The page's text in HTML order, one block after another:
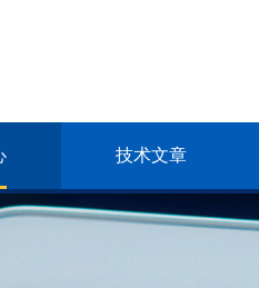
技术文章